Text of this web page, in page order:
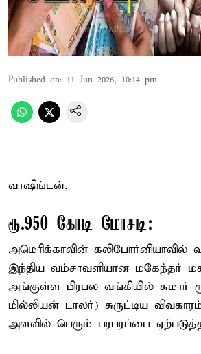
Published on: 11 Jun 2026, 10:14 pm
வாஷிங்டன்,
ரூ.950 கோடி மோசடி:
அமெரிக்காவின் கலிபோர்னியாவில்
இந்திய வம்சாவளியான மகேந்தர்
அங்குள்ள பிரபல வங்கியில் சுமார்
மில்லியன் டாலர்) சுருட்டிய
அளவில் பெரும் பரபரப்பை